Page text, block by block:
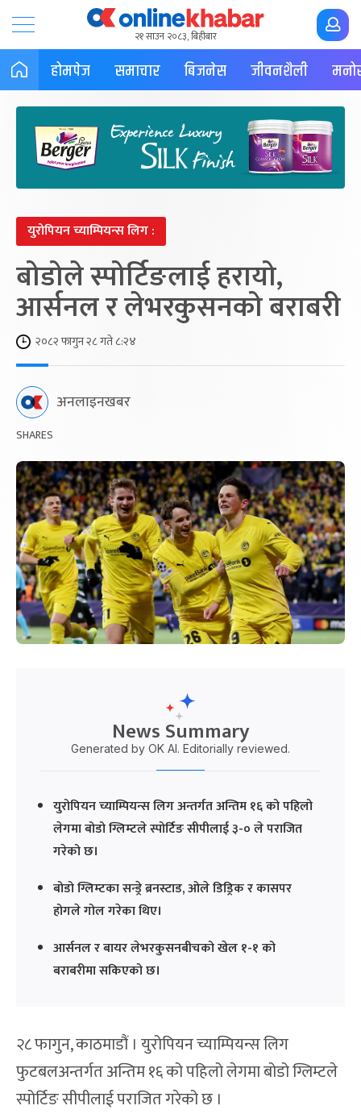
२१ साउन २०८३, बिहीबार
होमपेज समाचार बिजनेस जीवनशैली
युरोपियन च्याम्पियन्स लिग :
बोडोले स्पोर्टिङलाई हरायो,
आर्सनल र लेभरकुसनको बराबरी
२०८२ फागुन २८ गते ८:२४
अनलाइनखबर
SHARES
News Summary
Generated by OK AI. Editorially reviewed.
युरोपियन च्याम्पियन्स लिग अन्तर्गत अन्तिम १६ को पहिलो
लेगमा बोडो ग्लिम्टले स्पोर्टिङ सीपीलाई ३-० ले पराजित
गरेको छ।
बोडो ग्लिम्टका सन्ड्रे ब्रनस्टाड, ओले डिड्रिक र कासपर
होगले गोल गरेका थिए।
आर्सनल र बायर लेभरकुसनबीचको खेल १-१ को
बराबरीमा सकिएको छ।
२८ फागुन, काठमाडौं । युरोपियन च्याम्पियन्स लिग
फुटबलअन्तर्गत अन्तिम १६ को पहिलो लेगमा बोडो ग्लिम्टले
स्पोर्टिङ सीपीलाई पराजित गरेको छ ।